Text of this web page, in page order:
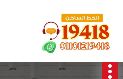
البوتاجازات، الثلاجات وغيرها